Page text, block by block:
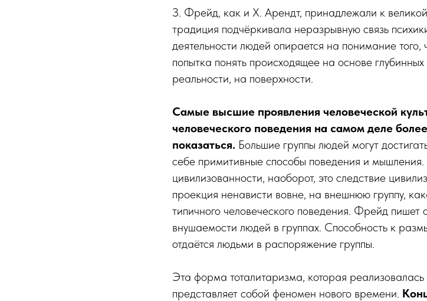
З. Фрейд, как и Х. Арендт, принадлежали к
традиция подчёркивала неразрывную связь
деятельности людей опирается на понимание того,
попытка понять происходящее на основе
реальности, на поверхности.
Самые высшие проявления человеческой
человеческого поведения на самом деле
показаться. Большие группы людей могут
себе примитивные способы поведения и
цивилизованности, наоборот, это следствие
проекция ненависти вовне, на внешнюю группу,
типичного человеческого поведения. Фрейд
внушаемости людей в группах. Способность к
отдаётся людьми в распоряжение группы.
Эта форма тоталитаризма, которая
представляет собой феномен нового времени.